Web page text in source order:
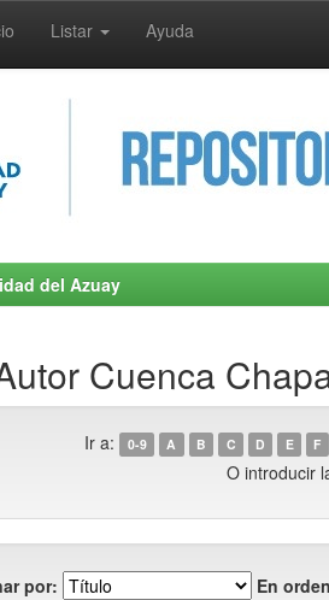
Listar Ayuda
del Azuay
Cuenca
Ir a: 0-9 A B C D E F
O introducir
por: En